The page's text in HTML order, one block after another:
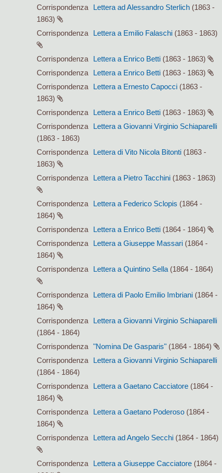
Corrispondenza
Lettera ad Alessandro Sterlich (1863 -
1863)
Corrispondenza
Lettera a Emilio Falaschi (1863 - 1863)
Corrispondenza Lettera a Enrico Betti (1863 - 1863)
Corrispondenza
Lettera a Enrico Betti (1863 - 1863)
Corrispondenza
Lettera a Ernesto Capocci (1863 -
1863)
Corrispondenza
Lettera a Enrico Betti (1863 - 1863)
Corrispondenza
Lettera a Giovanni Virginio Schiaparelli
(1863 - 1863)
Corrispondenza
Lettera di Vito Nicola Bitonti (1863 -
1863)
Corrispondenza
Lettera a Pietro Tacchini (1863 - 1863)
Corrispondenza Lettera a Federico Sclopis (1864 -
1864)
Corrispondenza
Lettera a Enrico Betti (1864 - 1864)
Corrispondenza
Lettera a Giuseppe Massari (1864 -
1864)
Corrispondenza
Lettera a Quintino Sella (1864 - 1864)
Corrispondenza Lettera di Paolo Emilio Imbriani (1864 -
1864)
Corrispondenza
Lettera a Giovanni Virginio Schiaparelli
(1864 - 1864)
Corrispondenza
"Nomina De Gasparis" (1864 - 1864)
Corrispondenza
Lettera a Giovanni Virginio Schiaparelli
(1864 - 1864)
Corrispondenza
Lettera a Gaetano Cacciatore (1864 -
1864)
Corrispondenza
Lettera a Gaetano Poderoso (1864 -
1864)
Corrispondenza
Lettera ad Angelo Secchi (1864 - 1864)
Corrispondenza Lettera a Giuseppe Cacciatore (1864 -